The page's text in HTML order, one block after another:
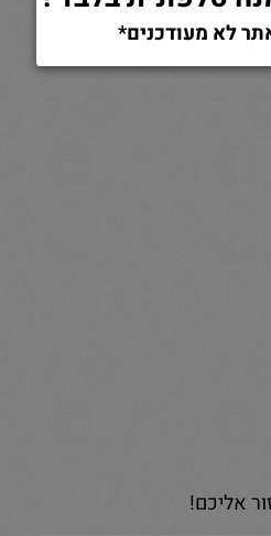
אליכם!
לא מעודכנים*